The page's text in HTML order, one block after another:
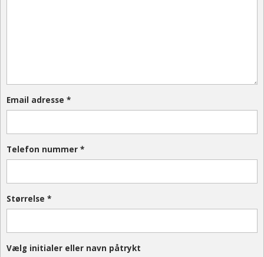
Email adresse *
Telefon nummer *
Størrelse *
Vælg initialer eller navn påtrykt